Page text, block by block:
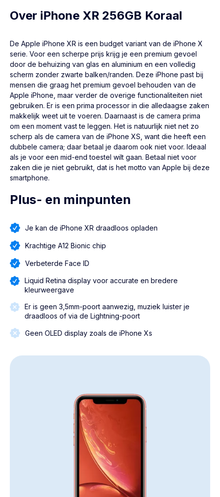
Over iPhone XR 256GB Koraal
De Apple iPhone XR is een budget variant van de iPhone X
serie. Voor een scherpe prijs krijg je een premium gevoel
door de behuizing van glas en aluminium en een volledig
scherm zonder zwarte balken/randen. Deze iPhone past bij
mensen die graag het premium gevoel behouden van de
Apple iPhone, maar verder de overige functionaliteiten niet
gebruiken. Er is een prima processor in die alledaagse zaken
makkelijk weet uit te voeren. Daarnaast is de camera prima
om een moment vast te leggen. Het is natuurlijk niet net zo
scherp als de camera van de iPhone XS, want die heeft een
dubbele camera; daar betaal je daarom ook niet voor. Ideaal
als je voor een mid-end toestel wilt gaan. Betaal niet voor
zaken die je niet gebruikt, dat is het motto van Apple bij deze
smartphone.
Plus- en minpunten
Je kan de iPhone XR draadloos opladen
Krachtige A12 Bionic chip
Verbeterde Face ID
Liquid Retina display voor accurate en bredere
kleurweergave
Er is geen 3,5mm-poort aanwezig, muziek luister je
draadloos of via de Lightning-poort
Geen OLED display zoals de iPhone Xs